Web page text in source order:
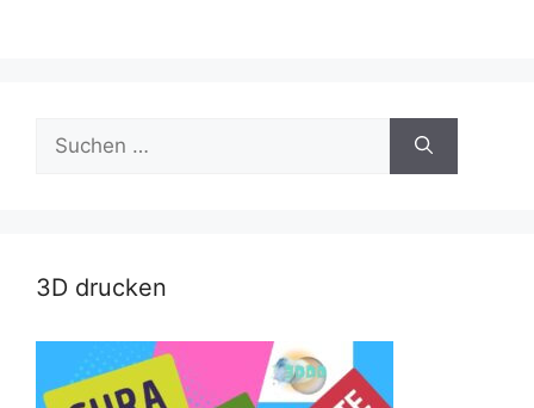
Suche
nach:
3D drucken